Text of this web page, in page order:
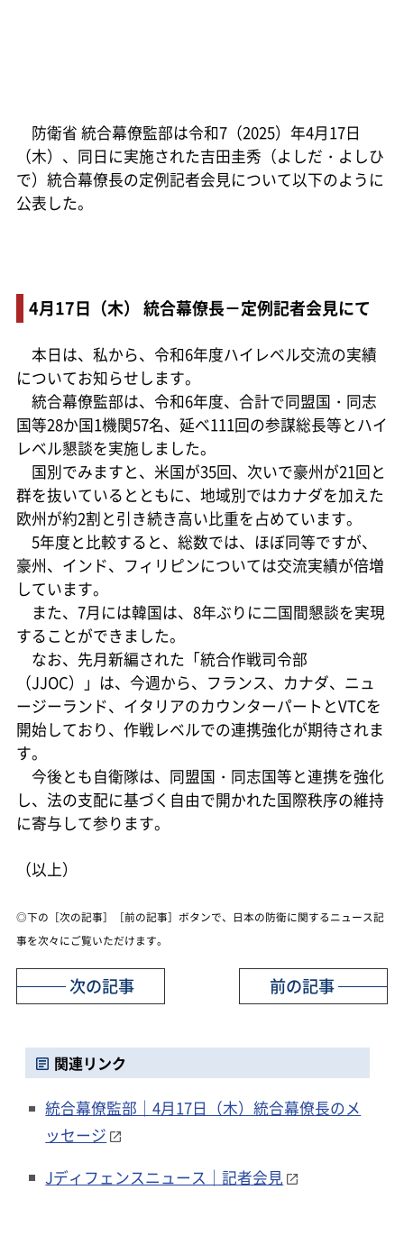
防衛省 統合幕僚監部は令和7（2025）年4月17日
（木）、同日に実施された吉田圭秀（よしだ・よしひ
で）統合幕僚長の定例記者会見について以下のように
公表した。
4月17日（木） 統合幕僚長－定例記者会見にて
本日は、私から、令和6年度ハイレベル交流の実績
についてお知らせします。
統合幕僚監部は、令和6年度、合計で同盟国・同志
国等28か国1機関57名、延べ111回の参謀総長等とハイ
レベル懇談を実施しました。
国別でみますと、米国が35回、次いで豪州が21回と
群を抜いているとともに、地域別ではカナダを加えた
欧州が約2割と引き続き高い比重を占めています。
5年度と比較すると、総数では、ほぼ同等ですが、
豪州、インド、フィリピンについては交流実績が倍増
しています。
また、7月には韓国は、8年ぶりに二国間懇談を実現
することができました。
なお、先月新編された「統合作戦司令部
（JJOC）」は、今週から、フランス、カナダ、ニュ
ージーランド、イタリアのカウンターパートとVTCを
開始しており、作戦レベルでの連携強化が期待されま
す。
今後とも自衛隊は、同盟国・同志国等と連携を強化
し、法の支配に基づく自由で開かれた国際秩序の維持
に寄与して参ります。
（以上）
◎下の［次の記事］［前の記事］ボタンで、日本の防衛に関するニュース記
事を次々にご覧いただけます。
前の記事
次の記事
関連リンク
統合幕僚監部｜4月17日（木）統合幕僚長のメ
ッセージ
Jディフェンスニュース｜記者会見